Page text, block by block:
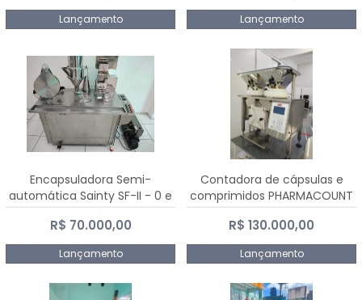
Lançamento Lançamento
Encapsuladora Semi-
automática Sainty SF-II - 0 e
00
R$ 70.000,00
Lançamento
Contadora de cápsulas e
comprimidos PHARMACOUNT
- 2-2R3
R$ 130.000,00
Lançamento